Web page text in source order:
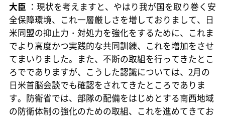
大臣 ：現状を考えますと、やはり我が国を取り巻く安
全保障環境、これ一層厳しさを増しておりまして、日
米同盟の抑止力・対処力を強化をするために、これま
でより高度かつ実践的な共同訓練、これを増加をさせ
てまいりました。また、不断の取組を行ってきたとこ
ろででありますが、こうした認識については、2月の
日米首脳会談でも確認をされてきたところでありま
す。防衛省では、部隊の配備をはじめとする南西地域
の防衛体制の強化のための取組、これを進めてきてお